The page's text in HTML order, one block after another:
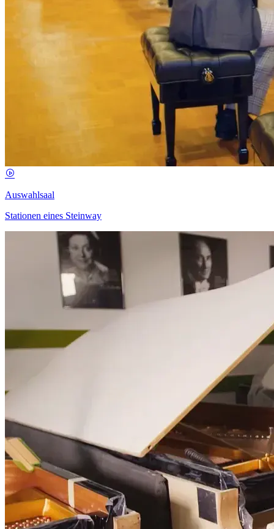
Auswahlsaal
Stationen eines Steinway